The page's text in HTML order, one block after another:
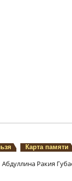
Карта памяти
Абдуллина Ракия